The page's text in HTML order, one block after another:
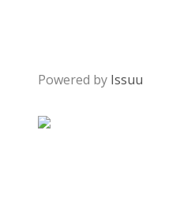
Powered by Issuu